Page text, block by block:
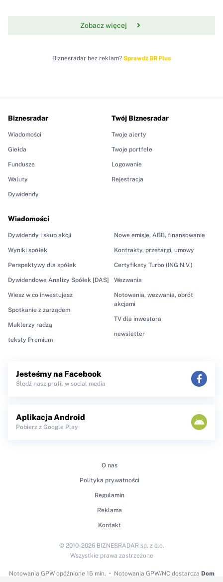
Zobacz więcej
Biznesradar bez reklam? Sprawdź BR Plus
Biznesradar
Wiadomości
Giełda
Fundusze
Waluty
Dywidendy
Wiadomości
Dywidendy i skup akcji
Wyniki spółek
Perspektywy dla spółek
Dywidendowe Analizy Spółek [DAS]
Wiesz w co inwestujesz
Spotkanie z zarządem
Maklerzy radzą
teksty Premium
Nowe emisje, ABB, finansowanie
Kontrakty, przetargi, umowy
Certyfikaty Turbo (ING N.V.)
Wezwania
Notowania, wezwania, obrót
akcjami
TV dla inwestora
newsletter
Twój Biznesradar
Twoje alerty
Twoje portfele
Logowanie
Rejestracja
Jesteśmy na Facebook
Śledź nasz profil w social media
Aplikacja Android
Pobierz z Google Play
O nas
Polityka prywatności
Regulamin
Reklama
Kontakt
Notowania GPWopóźnione 15 min. Notowania GPW/NC dostarcza Dom
© 2010-2026 BIZNESRADAR sp. z o.o.
Wszystkie prawa zastrzeżone